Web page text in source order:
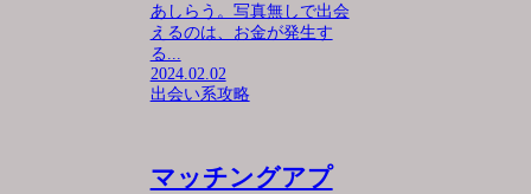
あしらう。写真無しで出会
えるのは、お金が発生す
る...
2024.02.02
出会い系攻略
マッチングアプ